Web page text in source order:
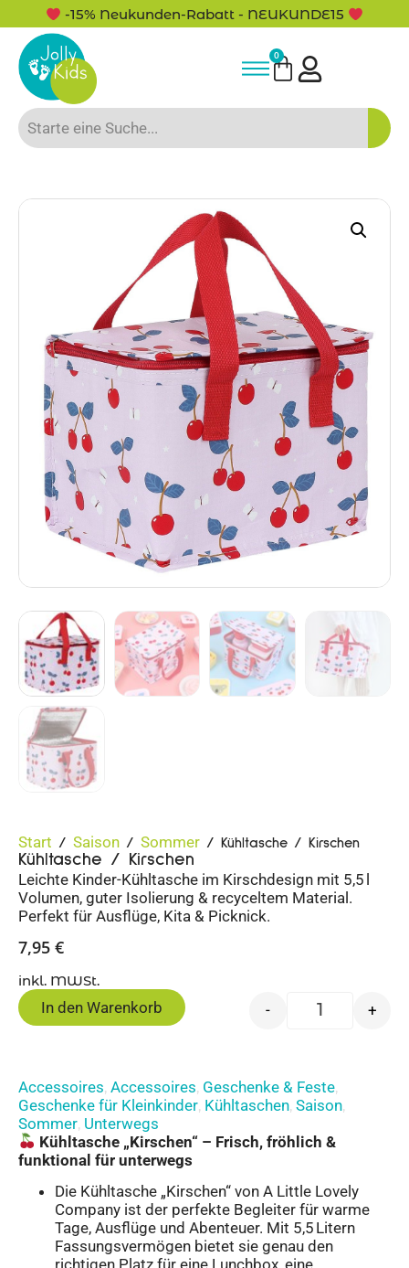
5% Rabatt bei Newsletter Anmeldung
0
Start / Saison / Sommer / Kühltasche / Kirschen
Kühltasche / Kirschen
Leichte Kinder-Kühltasche im Kirschdesign mit 5,5 l
Volumen, guter Isolierung & recyceltem Material.
Perfekt für Ausflüge, Kita & Picknick.
7,95 €
inkl. MWSt.
- +
In den Warenkorb
Accessoires, Accessoires, Geschenke & Feste,
Geschenke für Kleinkinder, Kühltaschen, Saison,
Sommer, Unterwegs
Kühltasche „Kirschen“ – Frisch, fröhlich &
funktional für unterwegs
Die Kühltasche „Kirschen“ von A Little Lovely
Company ist der perfekte Begleiter für warme
Tage, Ausflüge und Abenteuer. Mit 5,5 Litern
Fassungsvermögen bietet sie genau den